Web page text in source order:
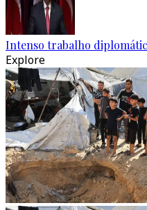
Intenso trabalho
Explore